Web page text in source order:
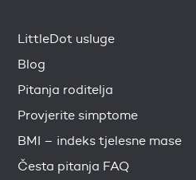
LittleDot usluge
Blog
Pitanja roditelja
Provjerite simptome
BMI – indeks tjelesne mase
Česta pitanja FAQ